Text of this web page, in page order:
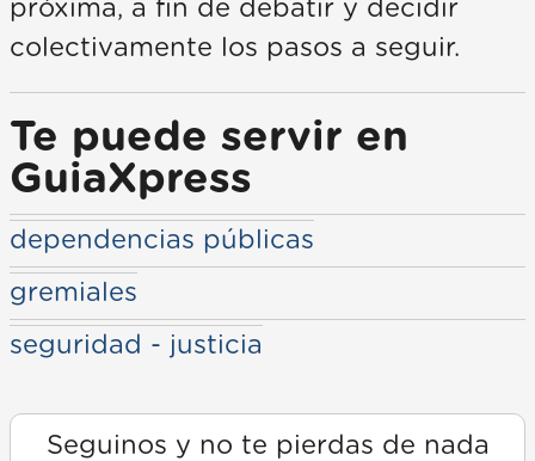
próxima, a fin de debatir y decidir
colectivamente los pasos a seguir.
Te puede servir en
GuiaXpress
dependencias públicas
gremiales
seguridad - justicia
Seguinos y no te pierdas de nada